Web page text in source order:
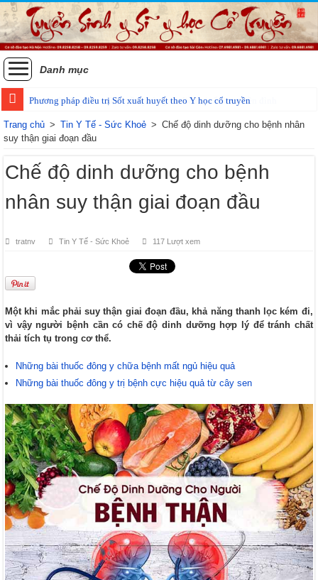
Danh mục
Phương pháp điều trị Sốt xuất huyết theo Y học cổ truyền
Trang chủ > Tin Y Tế - Sức Khoẻ > Chế độ dinh dưỡng cho bệnh nhân
suy thận giai đoạn đầu
Chế độ dinh dưỡng cho bệnh
nhân suy thận giai đoạn đầu
tratnv Tin Y Tế - Sức Khoẻ 117 Lượt xem
Một khi mắc phải suy thận giai đoạn đầu, khả năng thanh lọc kém đi,
vì vậy người bệnh cần có chế độ dinh dưỡng hợp lý để tránh chất
thải tích tụ trong cơ thể.
Những bài thuốc đông y chữa bệnh mất ngủ hiệu quả
Những bài thuốc đông y trị bệnh cực hiệu quả từ cây sen